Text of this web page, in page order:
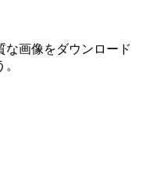
な画像をダウンロード